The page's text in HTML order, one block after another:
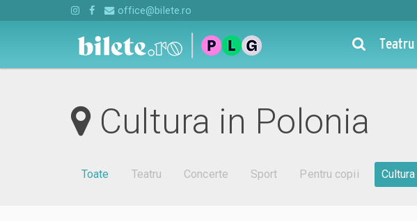
office@bilete.ro
Teatru
Cultura in Polonia
Toate Teatru Concerte Sport Pentru copii Cultura